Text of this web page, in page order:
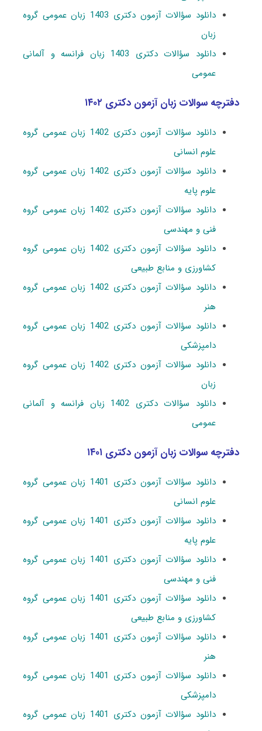
دانلود سؤالات آزمون دکتری 1403 زبان عمومی گروه
زبان
دانلود سؤالات دکتری 1403 زبان فرانسه و آلمانی
عمومی
دفترچه سوالات زبان آزمون دکتری ۱۴۰۲
دانلود سؤالات آزمون دکتری 1402 زبان عمومی گروه
علوم انسانی
دانلود سؤالات آزمون دکتری 1402 زبان عمومی گروه
علوم پایه
دانلود سؤالات آزمون دکتری 1402 زبان عمومی گروه
فنی و مهندسی
دانلود سؤالات آزمون دکتری 1402 زبان عمومی گروه
کشاورزی و منابع طبیعی
دانلود سؤالات آزمون دکتری 1402 زبان عمومی گروه
هنر
دانلود سؤالات آزمون دکتری 1402 زبان عمومی گروه
دامپزشکی
دانلود سؤالات آزمون دکتری 1402 زبان عمومی گروه
زبان
دانلود سؤالات دکتری 1402 زبان فرانسه و آلمانی
عمومی
دفترچه سوالات زبان آزمون دکتری ۱۴۰۱
دانلود سؤالات آزمون دکتری 1401 زبان عمومی گروه
علوم انسانی
دانلود سؤالات آزمون دکتری 1401 زبان عمومی گروه
علوم پایه
دانلود سؤالات آزمون دکتری 1401 زبان عمومی گروه
فنی و مهندسی
دانلود سؤالات آزمون دکتری 1401 زبان عمومی گروه
کشاورزی و منابع طبیعی
دانلود سؤالات آزمون دکتری 1401 زبان عمومی گروه
هنر
دانلود سؤالات آزمون دکتری 1401 زبان عمومی گروه
دامپزشکی
دانلود سؤالات آزمون دکتری 1401 زبان عمومی گروه